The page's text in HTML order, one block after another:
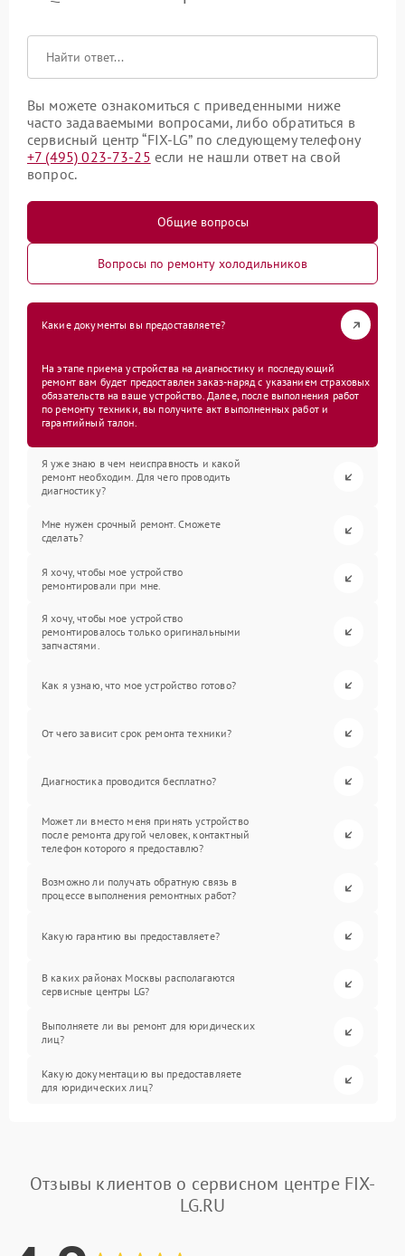
Вы можете ознакомиться с приведенными ниже
часто задаваемыми вопросами, либо обратиться в
сервисный центр “FIX-LG” по следующему телефону
+7 (495) 023-73-25 если не нашли ответ на свой
вопрос.
Общие вопросы
Вопросы по ремонту холодильников
Какие документы вы предоставляете?
На этапе приема устройства на диагностику и последующий
ремонт вам будет предоставлен заказ-наряд с указанием страховых
обязательств на ваше устройство. Далее, после выполнения работ
по ремонту техники, вы получите акт выполненных работ и
гарантийный талон.
Я уже знаю в чем неисправность и какой
ремонт необходим. Для чего проводить
диагностику?
Мне нужен срочный ремонт. Сможете
сделать?
Я хочу, чтобы мое устройство
ремонтировали при мне.
Я хочу, чтобы мое устройство
ремонтировалось только оригинальными
запчастями.
Как я узнаю, что мое устройство готово?
От чего зависит срок ремонта техники?
Диагностика проводится бесплатно?
Может ли вместо меня принять устройство
после ремонта другой человек, контактный
телефон которого я предоставлю?
Возможно ли получать обратную связь в
процессе выполнения ремонтных работ?
Какую гарантию вы предоставляете?
В каких районах Москвы располагаются
сервисные центры LG?
Выполняете ли вы ремонт для юридических
лиц?
Какую документацию вы предоставляете
для юридических лиц?
Отзывы клиентов о сервисном центре FIX-
LG.RU